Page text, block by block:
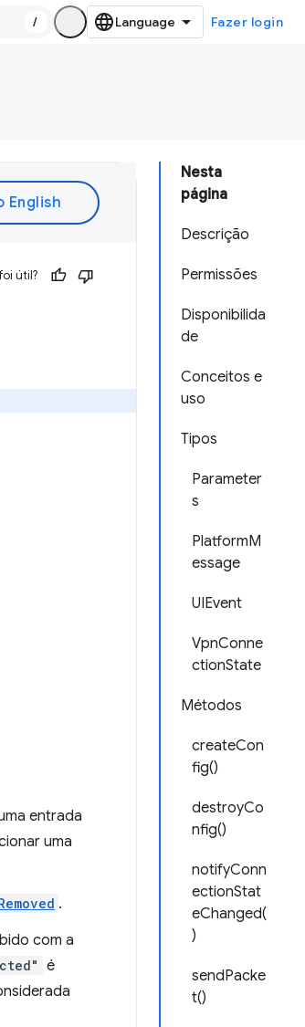
/ Fazer login
Nesta
página
Descrição
Permissões
Disponibilida
de
Conceitos e
uso
Tipos
Parameter
s
PlatformM
essage
UIEvent
VpnConne
ctionState
Métodos
createCon
fig()
destroyCo
nfig()
notifyConn
ectionStat
eChanged(
)
sendPacke
t()
útil?
entrada
uma
.
com a
é